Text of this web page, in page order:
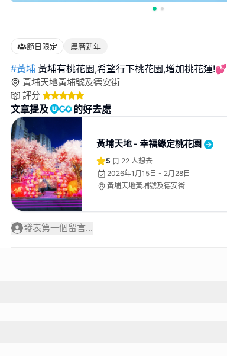
節日限定 農曆新年
#黃埔 黃埔有桃花園,希望行下桃花園,增加桃花運!💕
黃埔天地黃埔號及德安街
評分
文章提及 的好去處
黃埔天地 - 幸福緣定桃花園
5 22 人想去
2026年1月15日 - 2月28日
黃埔天地黃埔號及德安街
發表第一個留言...